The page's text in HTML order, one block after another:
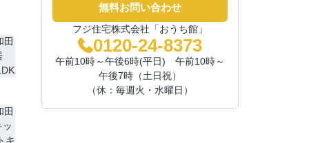
無料お問い合わせ
フジ住宅株式会社「おうち館」
0120-24-8373
午前10時～午後6時(平日) 午前10時～
午後7時（土日祝）
（休：毎週火・水曜日）